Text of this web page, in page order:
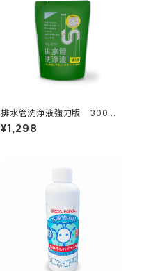
排水管洗浄液強力版 300
㎖
¥1,298